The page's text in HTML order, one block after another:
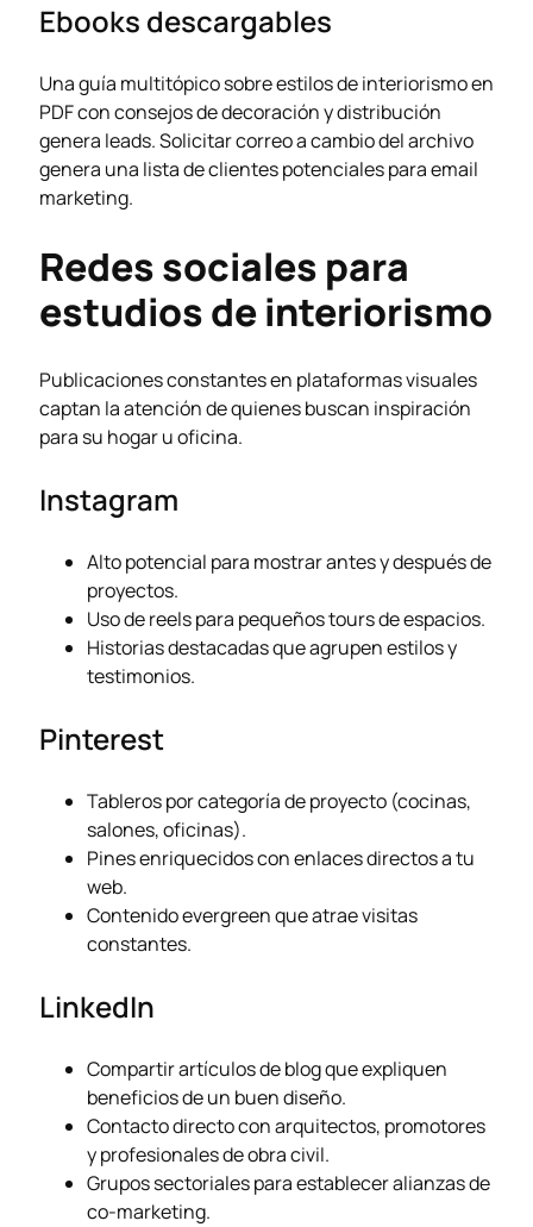
Ebooks descargables
Una guía multitópico sobre estilos de interiorismo en
PDF con consejos de decoración y distribución
genera leads. Solicitar correo a cambio del archivo
genera una lista de clientes potenciales para email
marketing.
Redes sociales para
estudios de interiorismo
Publicaciones constantes en plataformas visuales
captan la atención de quienes buscan inspiración
para su hogar u oficina.
Instagram
Alto potencial para mostrar antes y después de
proyectos.
Uso de reels para pequeños tours de espacios.
Historias destacadas que agrupen estilos y
testimonios.
Pinterest
Tableros por categoría de proyecto (cocinas,
salones, oficinas).
Pines enriquecidos con enlaces directos a tu
web.
Contenido evergreen que atrae visitas
constantes.
LinkedIn
Compartir artículos de blog que expliquen
beneficios de un buen diseño.
Contacto directo con arquitectos, promotores
y profesionales de obra civil.
Grupos sectoriales para establecer alianzas de
co-marketing.